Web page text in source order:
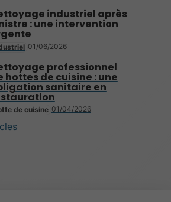
01/06/2026
industriel après
: une intervention
de cuisine 01/04/2026
professionnel
hottes de cuisine : une
sanitaire en